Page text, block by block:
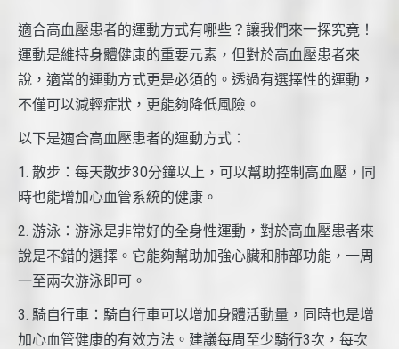
適合高血壓患者的運動方式有哪些？讓我們來一探究竟！
運動是維持身體健康的重要元素，但對於高血壓患者來
說，適當的運動方式更是必須的。透過有選擇性的運動，
不僅可以減輕症狀，更能夠降低風險。
以下是適合高血壓患者的運動方式：
1. 散步：每天散步30分鐘以上，可以幫助控制高血壓，同
時也能增加心血管系統的健康。
2. 游泳：游泳是非常好的全身性運動，對於高血壓患者來
說是不錯的選擇。它能夠幫助加強心臟和肺部功能，一周
一至兩次游泳即可。
3. 騎自行車：騎自行車可以增加身體活動量，同時也是增
加心血管健康的有效方法。建議每周至少騎行3次，每次